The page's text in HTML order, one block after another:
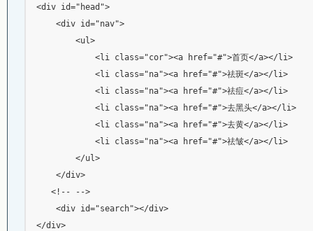
<div id="head">
    <div id="nav">
        <ul>
            <li class="cor"><a href="#">首页</a></li>
            <li class="na"><a href="#">祛斑</a></li>
            <li class="na"><a href="#">祛痘</a></li>
            <li class="na"><a href="#">去黑头</a></li>
            <li class="na"><a href="#">去黄</a></li>
            <li class="na"><a href="#">祛皱</a></li>
        </ul>
    </div>
   <!-- -->
    <div id="search"></div>
</div>